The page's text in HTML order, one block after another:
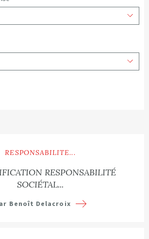
RESPONSABILITE...
RESPONSABILITÉ
SOCIÉTAL...
Benoît Delacroix